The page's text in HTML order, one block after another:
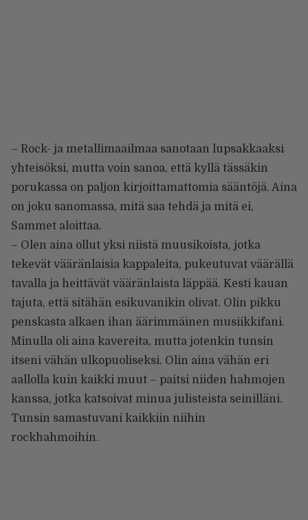
– Rock- ja metallimaailmaa sanotaan lupsakkaaksi
yhteisöksi, mutta voin sanoa, että kyllä tässäkin
porukassa on paljon kirjoittamattomia sääntöjä. Aina
on joku sanomassa, mitä saa tehdä ja mitä ei,
Sammet aloittaa.
– Olen aina ollut yksi niistä muusikoista, jotka
tekevät vääränlaisia kappaleita, pukeutuvat väärällä
tavalla ja heittävät vääränlaista läppää. Kesti kauan
tajuta, että sitähän esikuvanikin olivat. Olin pikku
penskasta alkaen ihan äärimmäinen musiikkifani.
Minulla oli aina kavereita, mutta jotenkin tunsin
itseni vähän ulkopuoliseksi. Olin aina vähän eri
aallolla kuin kaikki muut – paitsi niiden hahmojen
kanssa, jotka katsoivat minua julisteista seinilläni.
Tunsin samastuvani kaikkiin niihin
rockhahmoihin.